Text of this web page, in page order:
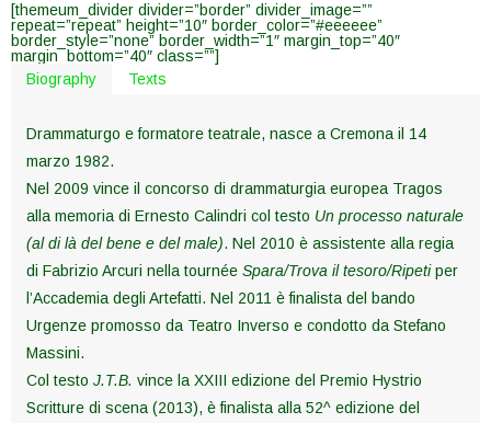
[themeum_divider divider=”border” divider_image=””
repeat=”repeat” height=”10″ border_color=”#eeeeee”
border_style=”none” border_width=”1″ margin_top=”40″
margin_bottom=”40″ class=””]
Biography
Texts
Drammaturgo e formatore teatrale, nasce a Cremona il 14
marzo 1982.
Nel 2009 vince il concorso di drammaturgia europea Tragos
alla memoria di Ernesto Calindri col testo Un processo naturale
(al di là del bene e del male). Nel 2010 è assistente alla regia
di Fabrizio Arcuri nella tournée Spara/Trova il tesoro/Ripetiper
l’Accademia degli Artefatti. Nel 2011 è finalista del bando
Urgenze promosso da Teatro Inverso e condotto da Stefano
Massini.
Col testo J.T.B. vince la XXIII edizione del Premio Hystrio
Scritture di scena (2013), è finalista alla 52^ edizione del